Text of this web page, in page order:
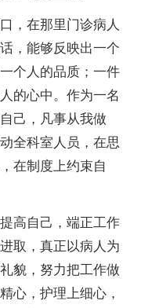
，在那里门诊病人
，能够反映出一个
个人的品质；一件
的心中。作为一名
己，凡事从我做
全科室人员，在思
在制度上约束自
高自己，端正工作
取，真正以病人为
貌，努力把工作做
心，护理上细心，